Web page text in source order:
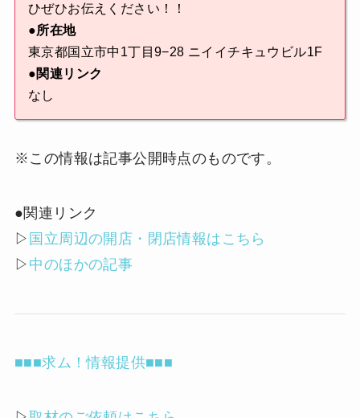
ひぜひお伝えください！！
●所在地
東京都国立市中1丁目9−28 ニイイチキュウビル1F
●関連リンク
なし
※この情報は記事公開時点のものです。
●関連リンク
▷ 国立周辺の開店・閉店情報はこちら
▷ 中のほかの記事
■■■求ム！情報提供■■■